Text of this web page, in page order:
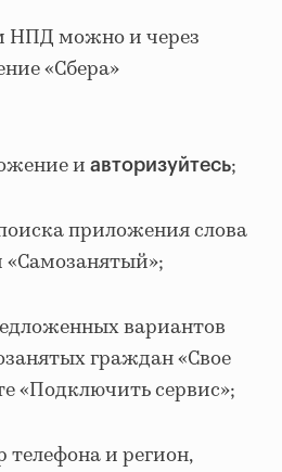
можно и через
«Сбера»
и авторизуйтесь;
приложения слова
«Самозанятый»;
вариантов
граждан «Свое
«Подключить сервис»;
телефона и регион,